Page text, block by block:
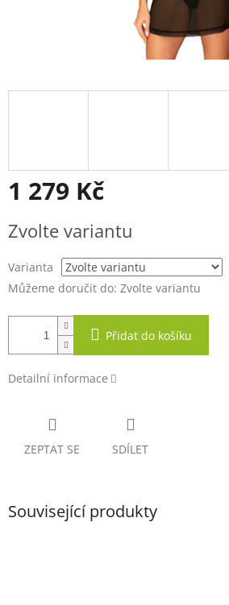
1 279 Kč
cena:
Zvolte variantu
Varianta
Můžeme doručit do: Zvolte variantu
Přidat do košíku
Detailní informace
ZEPTAT SE SDÍLET
Související produkty